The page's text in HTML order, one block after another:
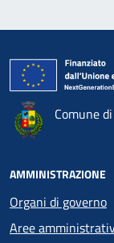
Comune
AMMINISTRAZIONE
Organi di governo
Aree